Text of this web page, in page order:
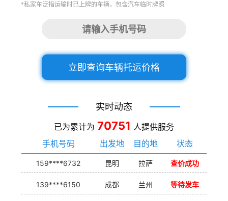
*私家车泛指运输时已上牌的车辆，包含汽车临时牌照
立即查询车辆托运价格
实时动态
已为累计为 70751 人提供服务
手机号码
出发地 目的地 状态
159****6732 昆明 拉萨 查价成功
139****6150 成都 兰州 等待发车